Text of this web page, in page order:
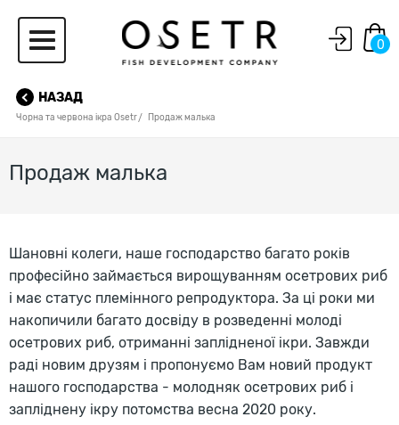
0
НАЗАД
Чорна та червона ікра Osetr Продаж малька
Продаж малька
Шановні колеги, наше господарство багато років
професійно займається вирощуванням осетрових риб
і має статус племінного репродуктора. За ці роки ми
накопичили багато досвіду в розведенні молоді
осетрових риб, отриманні заплідненої ікри. Завжди
раді новим друзям і пропонуємо Вам новий продукт
нашого господарства - молодняк осетрових риб і
запліднену ікру потомства весна 2020 року.